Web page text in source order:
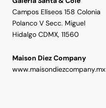
Campos Elíseos 158 Colonia
Polanco V Secc. Miguel
Hidalgo CDMX, 11560
Maison Diez Company
www.maisondiezcompany.mx